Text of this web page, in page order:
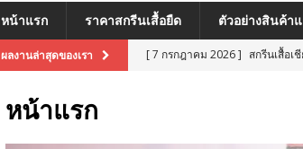
หน้าแรก ราคาสกรีนเสื้อยืด ตัวอย่างสินค้า
ผลงานล่าสุดของเรา [ 7 กรกฎาคม 2026 ] สกรีนเสื้อเ
หน้าแรก